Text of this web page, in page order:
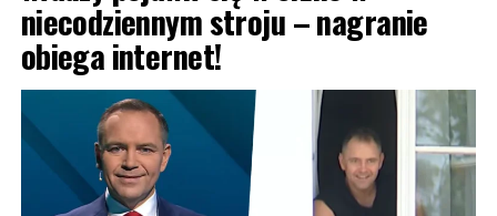
niecodziennym stroju – nagranie
obiega internet!